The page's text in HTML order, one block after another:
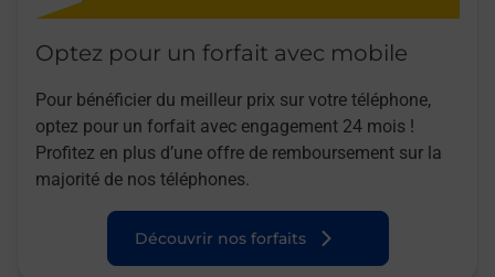
Optez pour un forfait avec mobile
Pour bénéficier du meilleur prix sur votre téléphone,
optez pour un forfait avec engagement 24 mois !
Profitez en plus d’une offre de remboursement sur la
majorité de nos téléphones.
Découvrir nos forfaits